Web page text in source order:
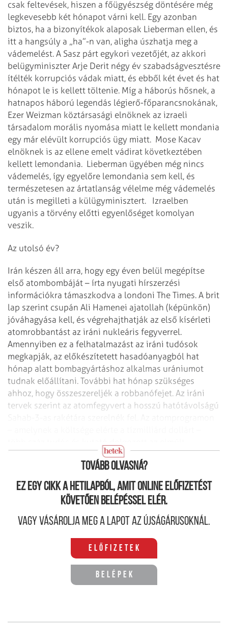
csak feltevések, hiszen a főügyészség döntésére még
legkevesebb két hónapot várni kell. Egy azonban
biztos, ha a bizonyítékok alaposak Lieberman ellen, és
itt a hangsúly a „ha”-n van, aligha úszhatja meg a
vádemelést. A Sasz párt egykori vezetőjét, az akkori
belügyminiszter Arje Derit négy év szabadságvesztésre
ítélték korrupciós vádak miatt, és ebből két évet és hat
hónapot le is kellett töltenie. Míg a háborús hősnek, a
hatnapos háború legendás légierő-főparancsnokának,
Ezer Weizman köztársasági elnöknek az izraeli
társadalom morális nyomása miatt le kellett mondania
egy már elévült korrupciós ügy miatt. Mose Kacav
elnöknek is az ellene emelt vádirat következtében
kellett lemondania. Lieberman ügyében még nincs
vádemelés, így egyelőre lemondania sem kell, és
természetesen az ártatlanság vélelme még vádemelés
után is megilleti a külügyminisztert. Izraelben
ugyanis a törvény előtti egyenlőséget komolyan
veszik.
Az utolsó év?
Irán készen áll arra, hogy egy éven belül megépítse
első atombombáját – írta nyugati hírszerzési
információkra támaszkodva a londoni The Times. A brit
lap szerint csupán Ali Hamenei ajatollah (képünkön)
jóváhagyása kell, és végrehajthatják az első kísérleti
atomrobbantást az iráni nukleáris fegyverrel.
Amennyiben ez a felhatalmazást az iráni tudósok
megkapják, az előkészítetett hasadóanyagból hat
hónap alatt bombagyártáshoz alkalmas urániumot
tudnak előállítani. További hat hónap szükséges
ahhoz, hogy összeszereljék a robbanófejet. Az iráni
tervek szerint az atomfegyvert a hosszú hatótávolságú
Tovább olvasná?
Ez egy cikk a hetilapból, amit online előfizetést
követően belépéssel elér.
Vagy vásárolja meg a lapot az újságárusoknál.
Előfizetek
Belépek